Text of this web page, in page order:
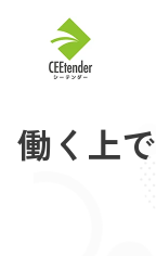
働く 上で